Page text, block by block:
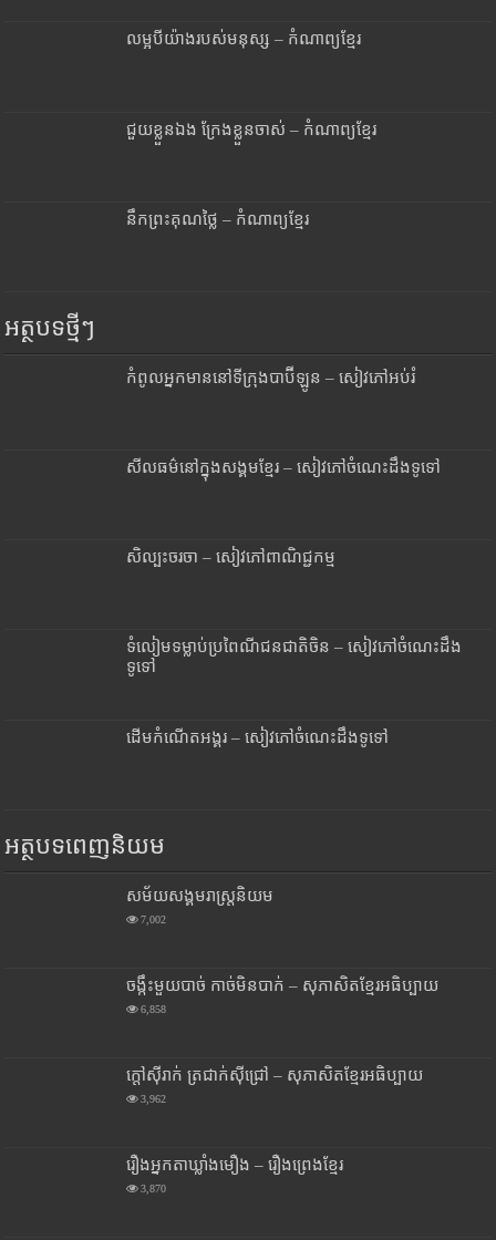
លម្អបីយ៉ាងរបស់មនុស្ស – កំណាព្យខ្មែរ
ជួយខ្លួនឯង ក្រែងខ្លួនចាស់ – កំណាព្យខ្មែរ
នឹកព្រះគុណថ្លៃ – កំណាព្យខ្មែរ
អត្ថបទថ្មីៗ
កំពូលអ្នកមាននៅទីក្រុងបាប៊ីឡូន – សៀវភៅអប់រំ
សីលធម៌នៅក្នុងសង្គមខ្មែរ – សៀវភៅចំណេះដឹងទូទៅ
សិល្បះចរចា – សៀវភៅពាណិជ្ជកម្ម
ទំលៀមទម្លាប់ប្រពៃណីជនជាតិចិន – សៀវភៅចំណេះដឹង
ទូទៅ
ដើមកំណើតអង្គរ – សៀវភៅចំណេះដឹងទូទៅ
អត្ថបទពេញនិយម
សម័យសង្គមរាស្រ្តនិយម
7,002
ចង្កឹះមួយបាច់ កាច់មិនបាក់ – សុភាសិតខ្មែរអធិប្បាយ
6,858
ក្តៅស៊ីរាក់ ត្រជាក់ស៊ីជ្រៅ – សុភាសិតខ្មែរអធិប្បាយ
3,962
រឿងអ្នកតាឃ្លាំងមឿង – រឿងព្រេងខ្មែរ
3,870